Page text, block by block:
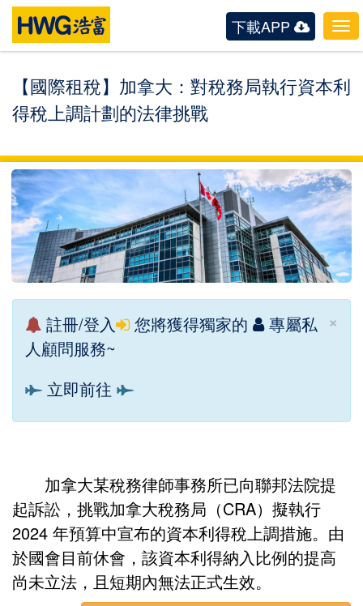
下載APP
【國際租稅】加拿大：對稅務局執行資本利
得稅上調計劃的法律挑戰
×
註冊/登入 您將獲得獨家的
專屬私
人顧問服務~
立即前往
加拿大某稅務律師事務所已向聯邦法院提
起訴訟，挑戰加拿大稅務局（CRA）擬執行
2024 年預算中宣布的資本利得稅上調措施。由
於國會目前休會，該資本利得納入比例的提高
尚未立法，且短期內無法正式生效。